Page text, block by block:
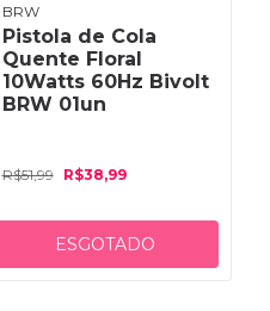
BRW
Pistola de Cola
Quente Floral
10Watts 60Hz Bivolt
BRW 01un
R$51,99 R$38,99
ESGOTADO